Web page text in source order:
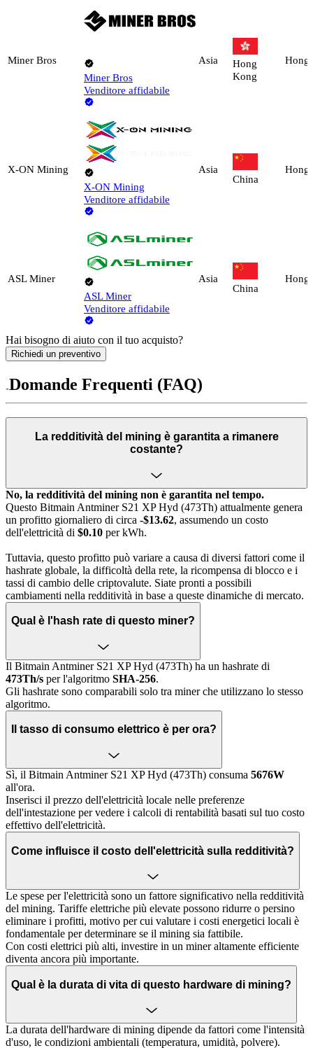
Miner Bros
Miner Bros
Venditore affidabile
Asia
Hong
Kong
Hong
X-ON Mining
X-ON Mining
Venditore affidabile
Asia
China
Hong
ASL Miner
ASL Miner
Venditore affidabile
Asia
China
Hong
Hai bisogno di aiuto con il tuo acquisto?
Richiedi un preventivo
Domande Frequenti (FAQ)
La redditività del mining è garantita a rimanere
costante?
No, la redditività del mining non è garantita nel tempo.
Questo Bitmain Antminer S21 XP Hyd (473Th) attualmente genera
un profitto giornaliero di circa -$13.62, assumendo un costo
dell'elettricità di $0.10 per kWh.
Tuttavia, questo profitto può variare a causa di diversi fattori come il
hashrate globale, la difficoltà della rete, la ricompensa di blocco e i
tassi di cambio delle criptovalute. Siate pronti a possibili
cambiamenti nella redditività in base a queste dinamiche di mercato.
Qual è l'hash rate di questo miner?
Il Bitmain Antminer S21 XP Hyd (473Th) ha un hashrate di
473Th/s per l'algoritmo SHA-256.
Gli hashrate sono comparabili solo tra miner che utilizzano lo stesso
algoritmo.
Il tasso di consumo elettrico è per ora?
Sì, il Bitmain Antminer S21 XP Hyd (473Th) consuma 5676W
all'ora.
Inserisci il prezzo dell'elettricità locale nelle preferenze
dell'intestazione per vedere i calcoli di rentabilità basati sul tuo costo
effettivo dell'elettricità.
Come influisce il costo dell'elettricità sulla redditività?
Le spese per l'elettricità sono un fattore significativo nella redditività
del mining. Tariffe elettriche più elevate possono ridurre o persino
eliminare i profitti, motivo per cui valutare i costi energetici locali è
fondamentale per determinare se il mining sia fattibile.
Con costi elettrici più alti, investire in un miner altamente efficiente
diventa ancora più importante.
Qual è la durata di vita di questo hardware di mining?
La durata dell'hardware di mining dipende da fattori come l'intensità
d'uso, le condizioni ambientali (temperatura, umidità, polvere).